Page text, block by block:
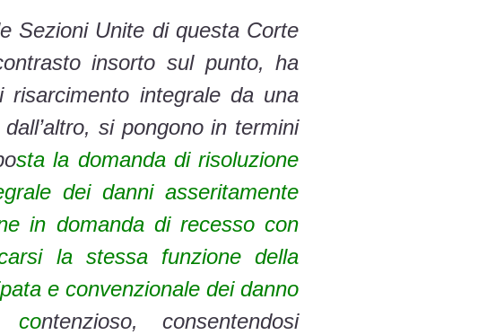
Sezioni Unite di questa Corte
insorto sul punto, ha
integrale da una
si pongono in termini
sta la domanda di risoluzione
dei danni asseritamente
in domanda di recesso con
la stessa funzione della
e convenzionale dei danno
contenzioso, consentendosi